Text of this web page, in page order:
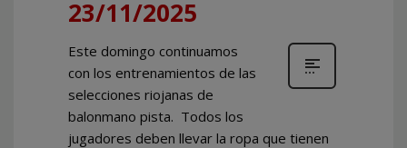
23/11/2025
Este domingo continuamos
con los entrenamientos de las
selecciones riojanas de
balonmano pista. Todos los
jugadores deben llevar la ropa que tienen